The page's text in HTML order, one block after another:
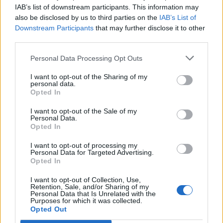
IAB’s list of downstream participants. This information may
also be disclosed by us to third parties on the IAB’s List of
Downstream Participants that may further disclose it to other
Personal Data Processing Opt Outs
I want to opt-out of the Sharing of my
personal data.
Opted In
I want to opt-out of the Sale of my
Personal Data.
Opted In
I want to opt-out of processing my
Personal Data for Targeted Advertising.
Opted In
I want to opt-out of Collection, Use,
Retention, Sale, and/or Sharing of my
Personal Data that Is Unrelated with the
Purposes for which it was collected.
Opted Out
acută că-mi va putrezi mâna dacă-l votez pe
Iliescu”
CORINA ATANASIU,europarlamentare: „În
anii ’90 am făcut voluntariat la Salvați Copiii.
Lucram cu copiii străzii, prindeam pedofili cu
Europolul”
RADU MIHAIU, Primăria Sectorului 2: „N-
aveam niciun gând să intru în politică.
Spuneam: «Am o meserie, o fac bine, crește
afacerea!». Ce m-a determinat să mă
am zis: «Copiii mei trebuie să trăiască într-o
țară în care nu se întâmplă așa ceva!»”